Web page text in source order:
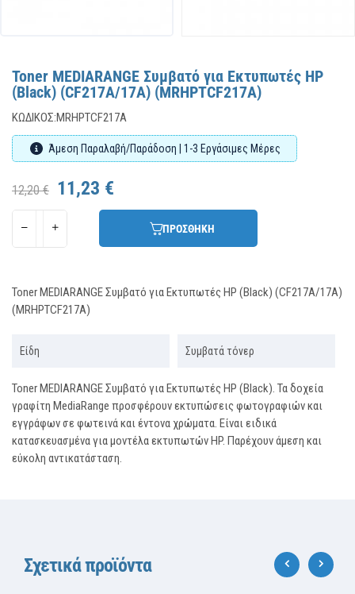
Toner MEDIARANGE Συμβατό για Εκτυπωτές HP
(Black) (CF217A/17A) (MRHPTCF217A)
ΚΩΔΙΚΌΣ:MRHPTCF217A
Άμεση Παραλαβή/Παράδοση | 1-3 Εργάσιμες Μέρες
12,20 € 11,23 €
ΠΡΟΣΘΗΚΗ
Toner MEDIARANGE Συμβατό για Εκτυπωτές HP (Black) (CF217A/17A)
(MRHPTCF217A)
Είδη Συμβατά τόνερ
Toner MEDIARANGE Συμβατό για Εκτυπωτές HP (Black). Τα δοχεία
γραφίτη MediaRange προσφέρουν εκτυπώσεις φωτογραφιών και
εγγράφων σε φωτεινά και έντονα χρώματα. Είναι ειδικά
κατασκευασμένα για μοντέλα εκτυπωτών HP. Παρέχουν άμεση και
εύκολη αντικατάσταση.
Σχετικά προϊόντα